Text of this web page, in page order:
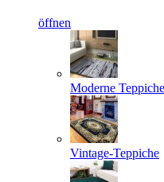
öffnen
Moderne Teppiche
Vintage-Teppiche